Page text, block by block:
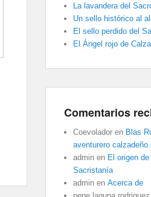
La lavandera del
Un sello histórico al
El sello perdido del
El Ángel rojo de
Comentarios
Coevolador en Blas
aventurero
admin en El origen
Sacristanía
admin en Acerca de